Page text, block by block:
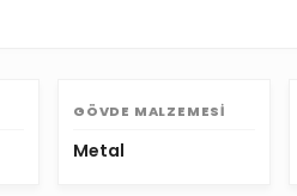
GÖVDE MALZEMESI
Metal